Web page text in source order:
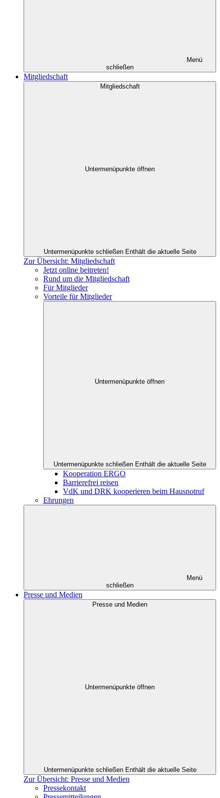
Menü
schließen
Mitgliedschaft
Mitgliedschaft
Untermenüpunkte öffnen
Untermenüpunkte schließen Enthält die aktuelle Seite
Zur Übersicht: Mitgliedschaft
Jetzt online beitreten!
Rund um die Mitgliedschaft
Für Mitglieder
Vorteile für Mitglieder
Untermenüpunkte öffnen
Untermenüpunkte schließen Enthält die aktuelle Seite
Kooperation ERGO
Barrierefrei reisen
VdK und DRK kooperieren beim Hausnotruf
Ehrungen
Menü
schließen
Presse und Medien
Presse und Medien
Untermenüpunkte öffnen
Untermenüpunkte schließen Enthält die aktuelle Seite
Zur Übersicht: Presse und Medien
Pressekontakt